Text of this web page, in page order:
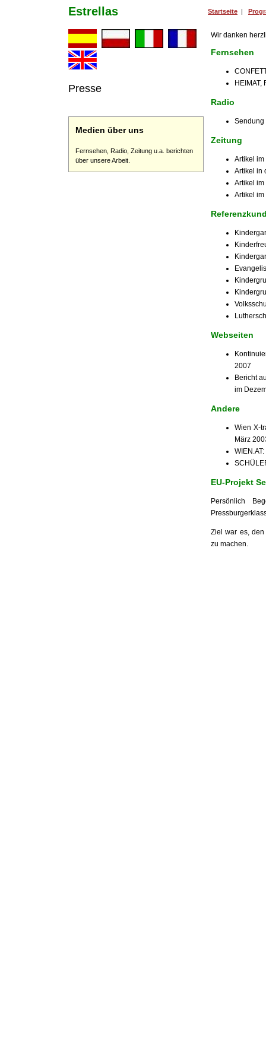
Estrellas Startseite |
Presse
Medien über uns
Fernsehen, Radio, Zeitung u.a. berichten
über unsere Arbeit.
Wir danken
Fernsehen
HEIMAT,
Radio
Sendung
Zeitung
Artikel im
Artikel in
Artikel im
Artikel im
Webseiten
2007
Bericht
im
Andere
Wien X-
März
EU-Projekt
Persönlich
Ziel war es,
zu machen.